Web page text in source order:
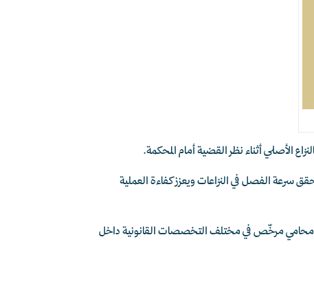
الأصلي أثناء نظر القضية أمام المحكمة.
سرعة الفصل في النزاعات ويعزز كفاءة العملية
وللحصول على استشارة قانونية موثوقة حول إجراءات التقاضي والطلبات العارضة، يوفّر تطبيق بينه إمكانية التواصل مع أكثر من 4000 محامي مرخّص في مختلف التخصصات القانونية داخل